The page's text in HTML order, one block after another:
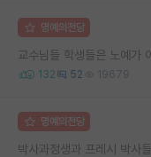
명예의전당
교수님들 학생들은 노예가
132 52 19679
명예의전당
박사과정생과 프레시 박사